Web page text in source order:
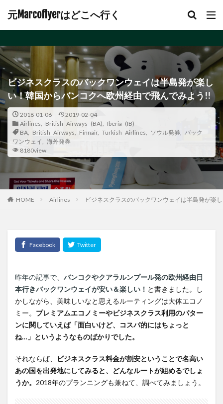
元Marcoflyerはどこへ行く
ビジネスクラスのバックワンウェイは半島発が楽し
い！韓国からバンコクへ欧州経由で飛んでみよう!!
2018-01-06
2019-02-04
Airlines
British Airways (BA)
Iberia (IB)
BA
British Airways Finnair, Turkish Airlines ソウル発券
バック
ワンウェイ
海外発券
8180view
HOME Airlines ビジネスクラスのバックワンウェイは半島発が楽
昨年の記事で、 バンコクやクアラルンプール発の欧州経由日
本行きバックワンウェイが安い＆楽しい！ と書きました。し
かしながら、美味しいなと思えるルーティングは大体エコノ
ミー。 プレミアムエコノミーやビジネスクラス利用のパター
ンに関していえば「面白いけど、コスパ的にはちょっと
ね…」というようなものばかりでした。
それならば、
ビジネスクラス料金が割安ということで名高い
あの国を出発地にしてみると、どんなルートが組めるでしょ
うか。 2018年のプランニングも兼ねて、調べてみましょう。